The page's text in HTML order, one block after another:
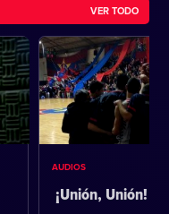
VER TODO
AUDIOS
¡Unión, Unión!